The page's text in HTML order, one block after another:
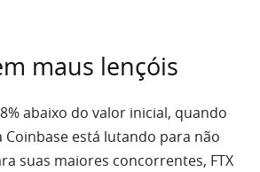
maus lençóis
abaixo do valor inicial, quando
Coinbase está lutando para não
suas maiores concorrentes, FTX